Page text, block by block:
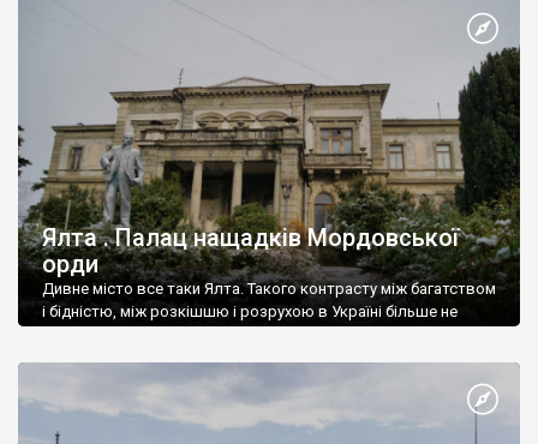
Ялта . Палац нащадків Мордовської
орди
Дивне місто все таки Ялта. Такого контрасту між багатством
і бідністю, між розкішшю і розрухою в Україні більше не